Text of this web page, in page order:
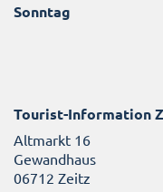
Sonntag
Tourist-Information
Altmarkt 16
Gewandhaus
06712 Zeitz